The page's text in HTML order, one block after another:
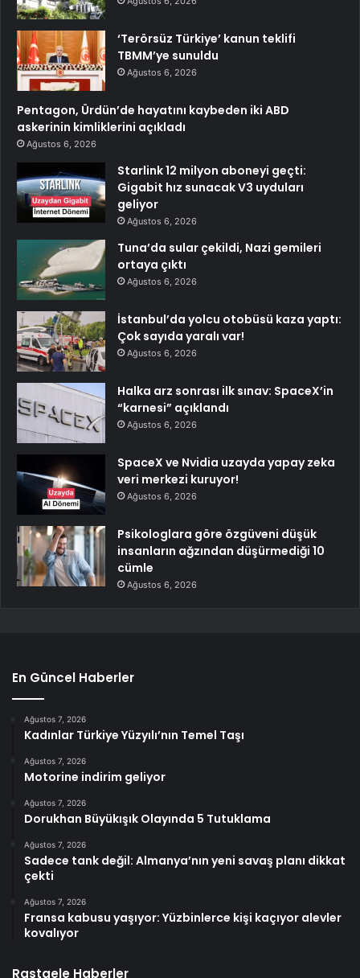
‘Terörsüz Türkiye’ kanun teklifi
TBMM’ye sunuldu
Ağustos 6, 2026
Pentagon, Ürdün’de hayatını kaybeden iki ABD
askerinin kimliklerini açıkladı
Ağustos 6, 2026
Starlink 12 milyon aboneyi geçti:
Gigabit hız sunacak V3 uyduları
geliyor
Ağustos 6, 2026
Tuna’da sular çekildi, Nazi gemileri
ortaya çıktı
Ağustos 6, 2026
İstanbul’da yolcu otobüsü kaza yaptı:
Çok sayıda yaralı var!
Ağustos 6, 2026
Halka arz sonrası ilk sınav: SpaceX’in
“karnesi” açıklandı
Ağustos 6, 2026
SpaceX ve Nvidia uzayda yapay zeka
veri merkezi kuruyor!
Ağustos 6, 2026
Psikologlara göre özgüveni düşük
insanların ağzından düşürmediği 10
cümle
Ağustos 6, 2026
En Güncel Haberler
Ağustos 7, 2026
Kadınlar Türkiye Yüzyılı’nın Temel Taşı
Ağustos 7, 2026
Motorine indirim geliyor
Ağustos 7, 2026
Dorukhan Büyükışık Olayında 5 Tutuklama
Ağustos 7, 2026
Sadece tank değil: Almanya’nın yeni savaş planı dikkat
çekti
Ağustos 7, 2026
Fransa kabusu yaşıyor: Yüzbinlerce kişi kaçıyor alevler
kovalıyor
Rastgele Haberler